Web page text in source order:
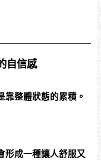
自信感
靠整體狀態的累積。
形成一種讓人舒服又